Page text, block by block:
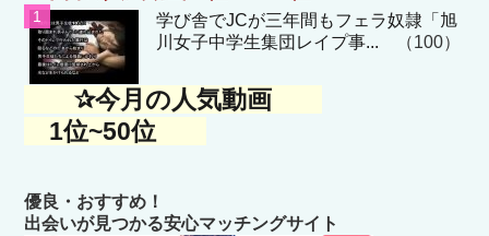
学び舎でJCが三年間もフェラ奴隷「旭
川女子中学生集団レイプ事... （100）
✰今月の人気動画
1位~50位
優良・おすすめ！
出会いが見つかる安心マッチングサイト